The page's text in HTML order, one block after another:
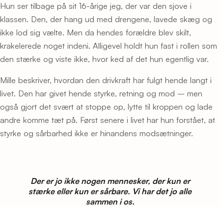
Hun ser tilbage på sit 16-årige jeg, der var den sjove i
klassen. Den, der hang ud med drengene, lavede skæg og
ikke lod sig vælte. Men da hendes forældre blev skilt,
krakelerede noget indeni. Alligevel holdt hun fast i rollen som
den stærke og viste ikke, hvor ked af det hun egentlig var.
Mille beskriver, hvordan den drivkraft har fulgt hende langt i
livet. Den har givet hende styrke, retning og mod – men
også gjort det svært at stoppe op, lytte til kroppen og lade
andre komme tæt på. Først senere i livet har hun forstået, at
styrke og sårbarhed ikke er hinandens modsætninger.
Der er jo ikke nogen mennesker, der kun er
stærke eller kun er sårbare. Vi har det jo alle
sammen i os.